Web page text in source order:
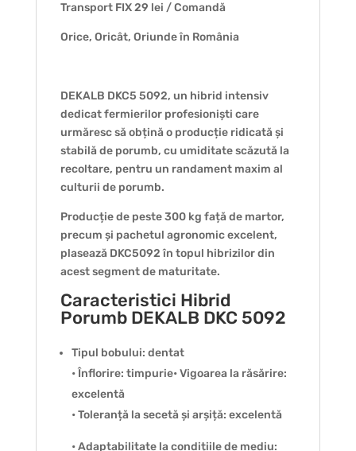
Transport FIX 29 lei / Comandă
Orice, Oricât, Oriunde în România
DEKALB DKC5 5092, un hibrid intensiv
dedicat fermierilor profesioniști care
urmăresc să obțină o producție ridicată și
stabilă de porumb, cu umiditate scăzută la
recoltare, pentru un randament maxim al
culturii de porumb.
Producție de peste 300 kg față de martor,
precum și pachetul agronomic excelent,
plasează DKC5092 în topul hibrizilor din
acest segment de maturitate.
Caracteristici Hibrid
Porumb DEKALB DKC 5092
Tipul bobului: dentat
• Înflorire: timpurie• Vigoarea la răsărire:
excelentă
• Toleranță la secetă și arșiță: excelentă
• Adaptabilitate la condițiile de mediu: